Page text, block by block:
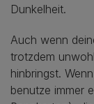
Dunkelheit.
Auch wenn
trotzdem
hinbringst.
benutze immer